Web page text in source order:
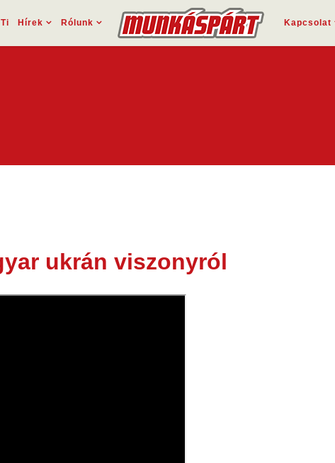
Hírek Rólunk Kapcsolat
ukrán viszonyról